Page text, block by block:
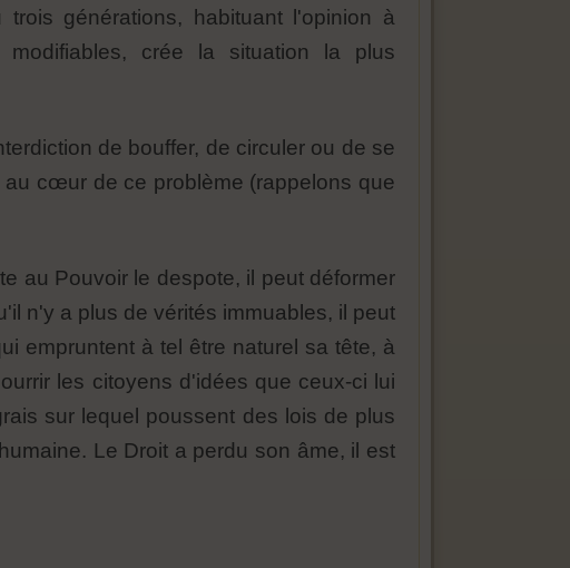
générations, habituant l'opinion à
modifiables, crée la situation la plus
de bouffer, de circuler ou de se
au cœur de ce problème (rappelons que
au Pouvoir le despote, il peut déformer
n'y a plus de vérités immuables, il peut
empruntent à tel être naturel sa tête, à
les citoyens d'idées que ceux-ci lui
sur lequel poussent des lois de plus
Le Droit a perdu son âme, il est